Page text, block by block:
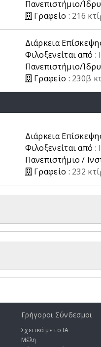
Πανεπιστήμιο/
Γραφείο : 216
Διάρκεια
Φιλοξενείται από :
Πανεπιστήμιο/
Γραφείο : 230β
Διάρκεια
Φιλοξενείται από :
Πανεπιστήμιο /
Γραφείο : 232
Γρήγοροι Σύνδεσμοι
Σχετικά με το ΙA
Μέλη